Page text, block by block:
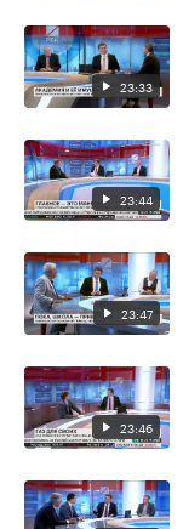
23:33
23:44
23:47
23:46